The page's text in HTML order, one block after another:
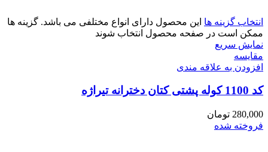
انتخاب گزینه ها این محصول دارای انواع مختلفی می باشد. گزینه ها
ممکن است در صفحه محصول انتخاب شوند
نمایش سریع
مقايسه
افزودن به علاقه مندی
کد 1100 کوله پشتی کتان دخترانه تیراژه
280,000 تومان
فروخته شده